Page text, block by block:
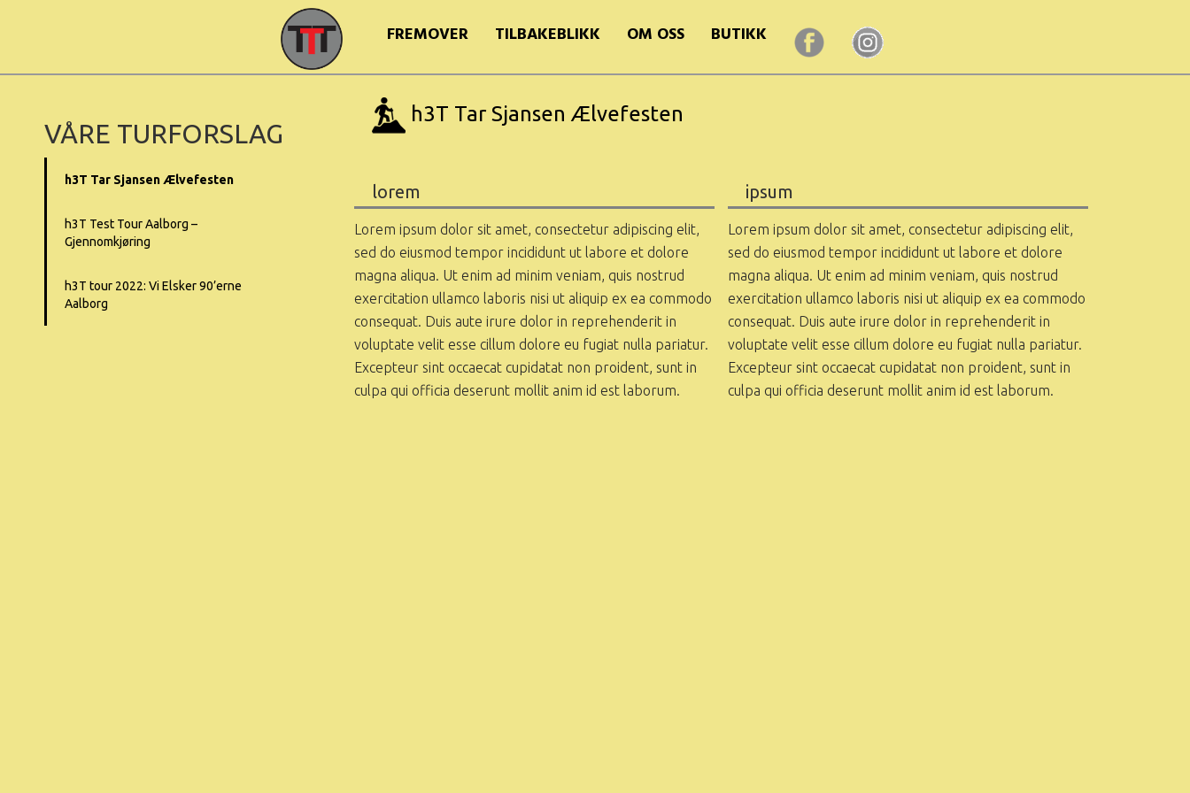
FREMOVER TILBAKEBLIKK OM OSS BUTIKK
VÅRE TURFORSLAG
h3T Tar Sjansen Ælvefesten
h3T Test Tour Aalborg –
Gjennomkjøring
h3T tour 2022: Vi Elsker 90’erne
Aalborg
h3T Tar Sjansen Ælvefesten
lorem
Lorem ipsum dolor sit amet, consectetur adipiscing elit,
sed do eiusmod tempor incididunt ut labore et dolore
magna aliqua. Ut enim ad minim veniam, quis nostrud
exercitation ullamco laboris nisi ut aliquip ex ea commodo
consequat. Duis aute irure dolor in reprehenderit in
voluptate velit esse cillum dolore eu fugiat nulla pariatur.
Excepteur sint occaecat cupidatat non proident, sunt in
culpa qui officia deserunt mollit anim id est laborum.
ipsum
Lorem ipsum dolor sit amet, consectetur adipiscing elit,
sed do eiusmod tempor incididunt ut labore et dolore
magna aliqua. Ut enim ad minim veniam, quis nostrud
exercitation ullamco laboris nisi ut aliquip ex ea commodo
consequat. Duis aute irure dolor in reprehenderit in
voluptate velit esse cillum dolore eu fugiat nulla pariatur.
Excepteur sint occaecat cupidatat non proident, sunt in
culpa qui officia deserunt mollit anim id est laborum.